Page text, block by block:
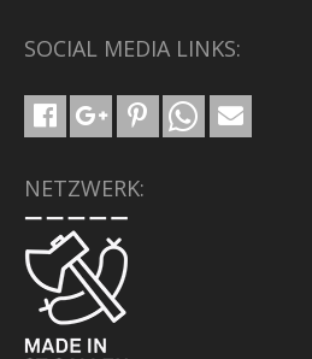
SOCIAL MEDIA LINKS:
NETZWERK: